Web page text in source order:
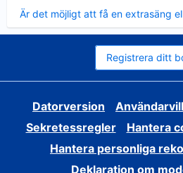
Är det möjligt att få en extrasäng
mindre
Registrera ditt
Datorversion
Sekretessregler
Hantera
Hantera personliga
Deklaration om